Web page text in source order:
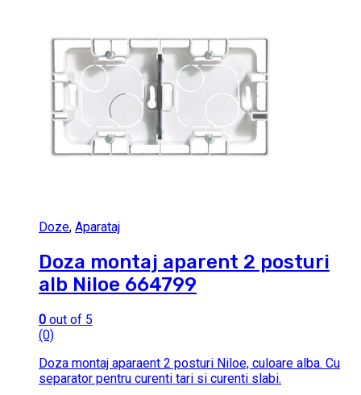
Doze, Aparataj
Doza montaj aparent 2 posturi
alb Niloe 664799
0 out of 5
(0)
Doza montaj aparaent 2 posturi Niloe, culoare alba. Cu
separator pentru curenti tari si curenti slabi.